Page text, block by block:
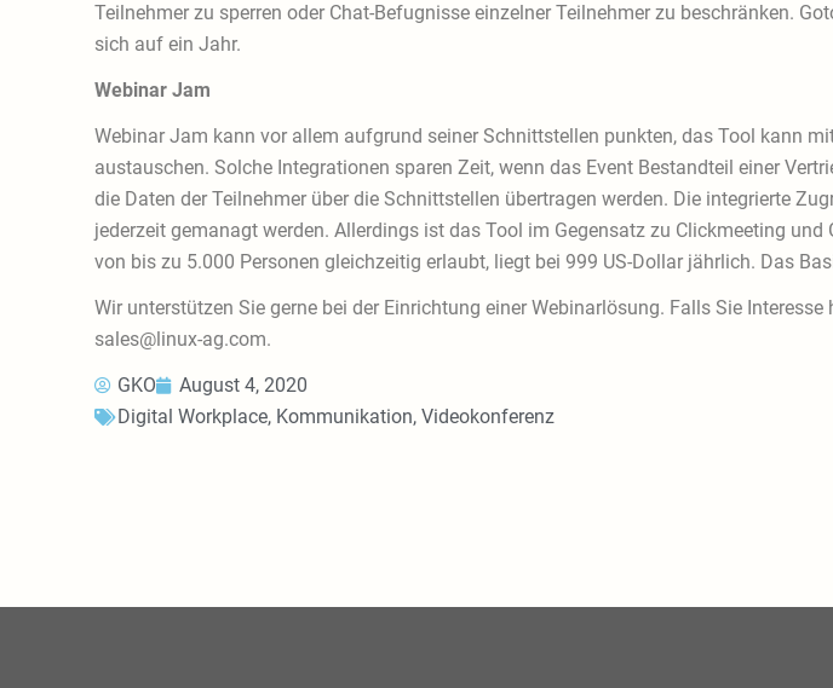
Teilnehmer zu sperren oder Chat-Befugnisse einzelner Teilnehmer zu beschränken.
sich auf ein Jahr.
Webinar Jam
Webinar Jam kann vor allem aufgrund seiner Schnittstellen punkten, das Tool kann
austauschen. Solche Integrationen sparen Zeit, wenn das Event Bestandteil einer
die Daten der Teilnehmer über die Schnittstellen übertragen werden. Die integrierte
jederzeit gemanagt werden. Allerdings ist das Tool im Gegensatz zu Clickmeeting
von bis zu 5.000 Personen gleichzeitig erlaubt, liegt bei 999 US-Dollar jährlich. Das
Wir unterstützen Sie gerne bei der Einrichtung einer Webinarlösung. Falls Sie
sales@linux-ag.com.
GKO
August 4, 2020
Digital Workplace, Kommunikation,Videokonferenz